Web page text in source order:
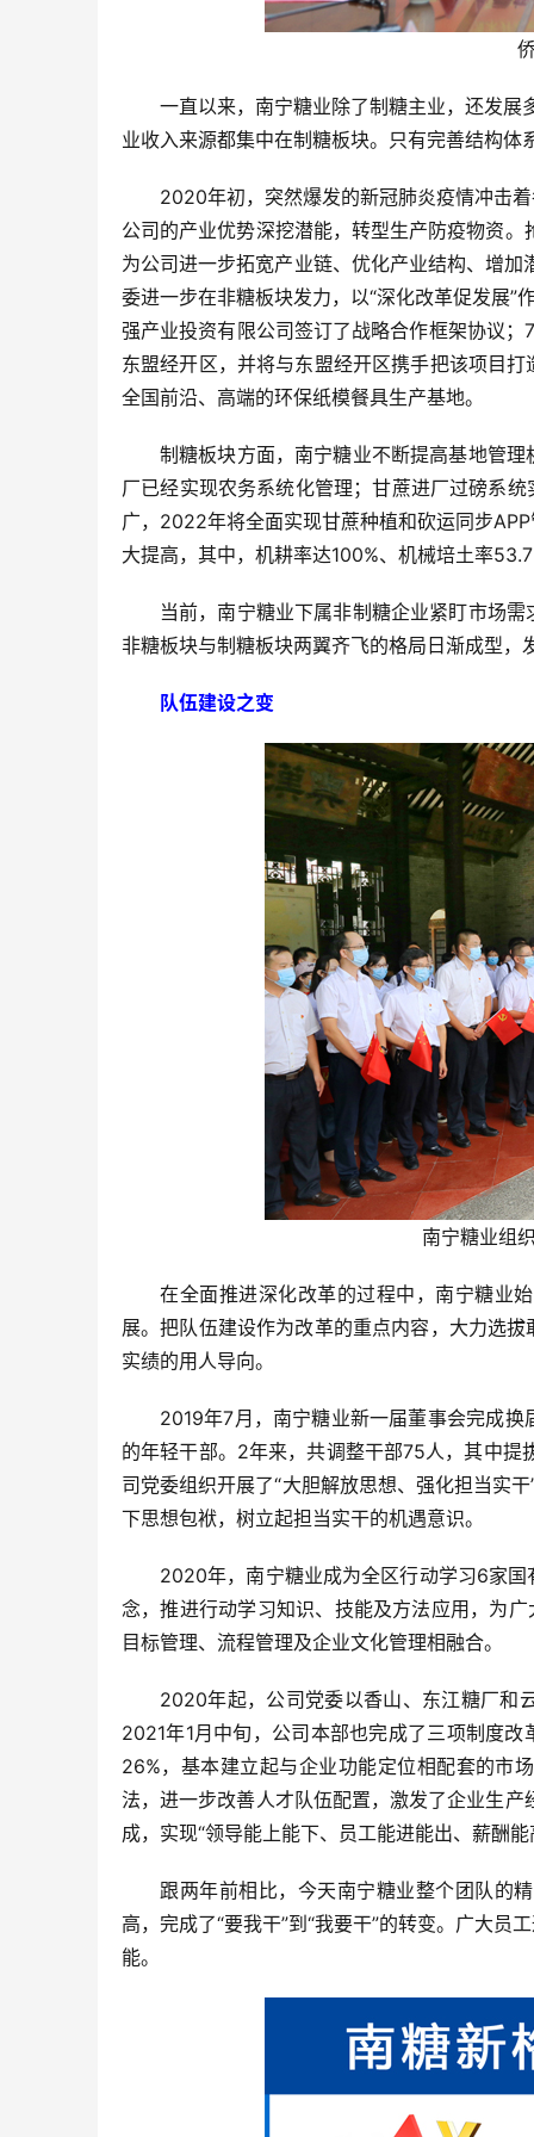
一直以来，南宁糖业除了制糖主业，还发
业收入来源都集中在制糖板块。只有完善结构体
2020年初，突然爆发的新冠肺炎疫情冲击
公司的产业优势深挖潜能，转型生产防疫物资
为公司进一步拓宽产业链、优化产业结构、增
委进一步在非糖板块发力，以“深化改革促发展
强产业投资有限公司签订了战略合作框架协议
东盟经开区，并将与东盟经开区携手把该项目
全国前沿、高端的环保纸模餐具生产基地。
制糖板块方面，南宁糖业不断提高基地管
厂已经实现农务系统化管理；甘蔗进厂过磅系
广，2022年将全面实现甘蔗种植和砍运同步
大提高，其中，机耕率达100%、机械培土率
当前，南宁糖业下属非制糖企业紧盯市场
非糖板块与制糖板块两翼齐飞的格局日渐成型，
队伍建设之变
南宁糖业组
在全面推进深化改革的过程中，南宁糖业
展。把队伍建设作为改革的重点内容，大力选
实绩的用人导向。
2019年7月，南宁糖业新一届董事会完成
的年轻干部。2年来，共调整干部75人，其中
司党委组织开展了“大胆解放思想、强化担当实
下思想包袱，树立起担当实干的机遇意识。
2020年，南宁糖业成为全区行动学习6家
念，推进行动学习知识、技能及方法应用，为
目标管理、流程管理及企业文化管理相融合。
2020年起，公司党委以香山、东江糖厂和
2021年1月中旬，公司本部也完成了三项制度
26%，基本建立起与企业功能定位相配套的市
法，进一步改善人才队伍配置，激发了企业生
成，实现“领导能上能下、员工能进能出、薪酬
跟两年前相比，今天南宁糖业整个团队的
高，完成了“要我干”到“我要干”的转变。广大
能。